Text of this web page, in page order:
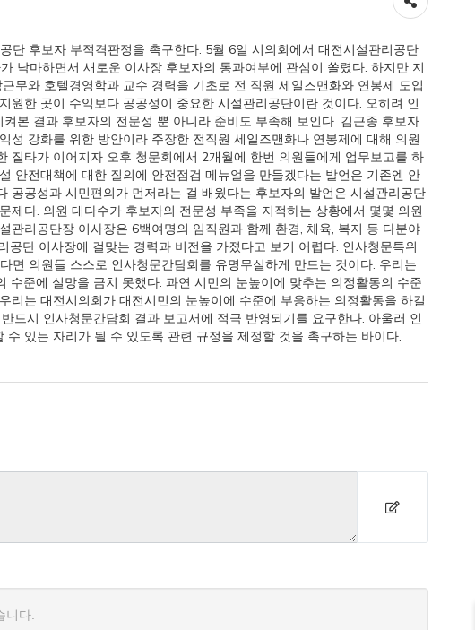
후보자 부적격판정을 촉구한다. 5월 6일 시의회에서 대전시설관리공단
낙마하면서 새로운 이사장 후보자의 통과여부에 관심이 쏠렸다. 하지만 지
무와 호텔경영학과 교수 경력을 기초로 전 직원 세일즈맨화와 연봉제 도입
한 곳이 수익보다 공공성이 중요한 시설관리공단이란 것이다. 오히려 인
본 결과 후보자의 전문성 뿐 아니라 준비도 부족해 보인다. 김근종 후보자
강화를 위한 방안이라 주장한 전직원 세일즈맨화나 연봉제에 대해 의원
타가 이어지자 오후 청문회에서 2개월에 한번 의원들에게 업무보고를 하
안전대책에 대한 질의에 안전점검 메뉴얼을 만들겠다는 발언은 기존엔 안
공성과 시민편의가 먼저라는 걸 배웠다는 후보자의 발언은 시설관리공단
다. 의원 대다수가 후보자의 전문성 부족을 지적하는 상황에서 몇몇 의원
리공단장 이사장은 6백여명의 임직원과 함께 환경, 체육, 복지 등 다분야
단 이사장에 걸맞는 경력과 비전을 가졌다고 보기 어렵다. 인사청문특위
의원들 스스로 인사청문간담회를 유명무실하게 만드는 것이다. 우리는
준에 실망을 금치 못했다. 과연 시민의 눈높이에 맞추는 의정활동의 수준
는 대전시의회가 대전시민의 눈높이에 수준에 부응하는 의정활동을 하길
드시 인사청문간담회 결과 보고서에 적극 반영되기를 요구한다. 아울러 인
있는 자리가 될 수 있도록 관련 규정을 제정할 것을 촉구하는 바이다.
니다.